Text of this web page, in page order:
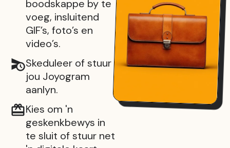
boodskappe by te
voeg, insluitend
GIF’s, foto’s en
video’s.
Skeduleer of stuur
jou Joyogram
aanlyn.
Kies om 'n
geskenkbewys in
te sluit of stuur net